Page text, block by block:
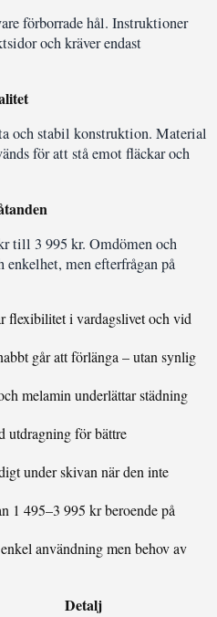
förborrade hål. Instruktioner
och kräver endast
och stabil konstruktion. Material
för att stå emot fläckar och
till 3 995 kr. Omdömen och
men efterfrågan på
flexibilitet i vardagslivet och vid
går att förlänga – utan synlig
melamin underlättar städning
utdragning för bättre
under skivan när den inte
1 495–3 995 kr beroende på
användning men behov av
Detalj